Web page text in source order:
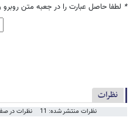
* لطفا حاصل عبارت را در جعبه متن روبرو
نظرات
نظرات منتشر شده: 11 نظرات در صف